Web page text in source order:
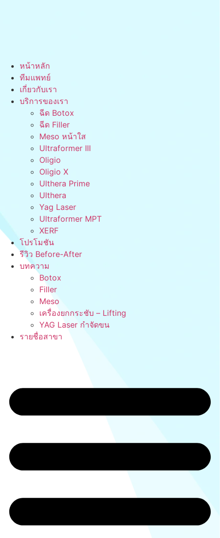
หน้าหลัก
ทีมแพทย์
เกี่ยวกับเรา
บริการของเรา
ฉีด Botox
ฉีด Filler
Meso หน้าใส
Ultraformer III
Oligio
Oligio X
Ulthera Prime
Ulthera
Yag Laser
Ultraformer MPT
XERF
โปรโมชัน
รีวิว Before-After
บทความ
Botox
Filler
Meso
เครื่องยกกระชับ – Lifting
YAG Laser กำจัดขน
รายชื่อสาขา